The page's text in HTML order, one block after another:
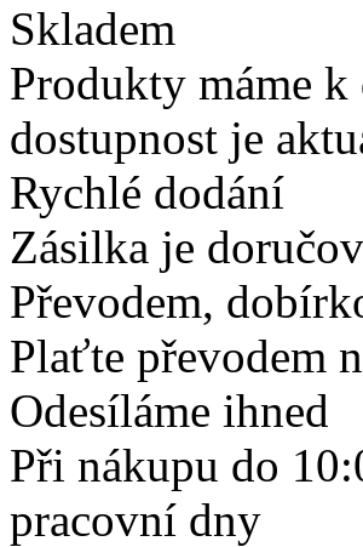
Skladem
Produkty máme
dostupnost je
Rychlé dodání
Zásilka je
Převodem,
Plaťte převodem
Odesíláme ihned
Při nákupu do
pracovní dny